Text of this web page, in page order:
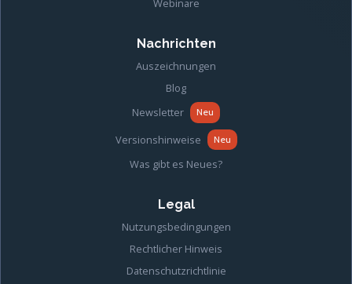
Webinare
Nachrichten
Auszeichnungen
Blog
Newsletter
Neu
Versionshinweise Neu
Was gibt es Neues?
Legal
Nutzungsbedingungen
Rechtlicher Hinweis
Datenschutzrichtlinie